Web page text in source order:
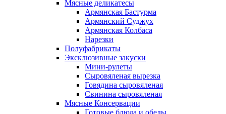
Мясные деликатесы
Армянская Бастурма
Армянский Суджух
Армянская Колбаса
Нарезки
Полуфабрикаты
Эксклюзивные закуски
Мини-рулеты
Сыровяленая вырезка
Говядина сыровяленая
Свинина сыровяленая
Мясные Консервации
Готовые блюда и обеды